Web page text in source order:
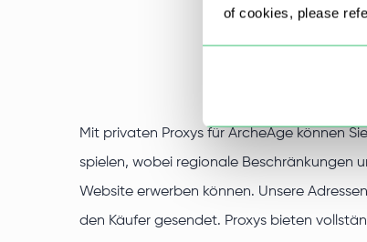
of cookies, please
Mit privaten Proxys für ArcheAge können
spielen, wobei regionale Beschränkungen
Website erwerben können. Unsere
den Käufer gesendet. Proxys bieten